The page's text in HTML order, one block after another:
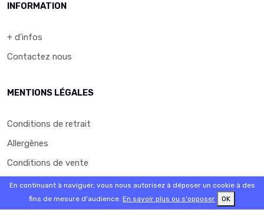
INFORMATION
+ d'infos
Contactez nous
MENTIONS LÉGALES
Conditions de retrait
Allergènes
Conditions de vente
Mentions légales
En continuant à naviguer, vous nous autorisez à déposer un cookie à des
fins de mesure d'audience. En savoir plus ou s'opposer OK